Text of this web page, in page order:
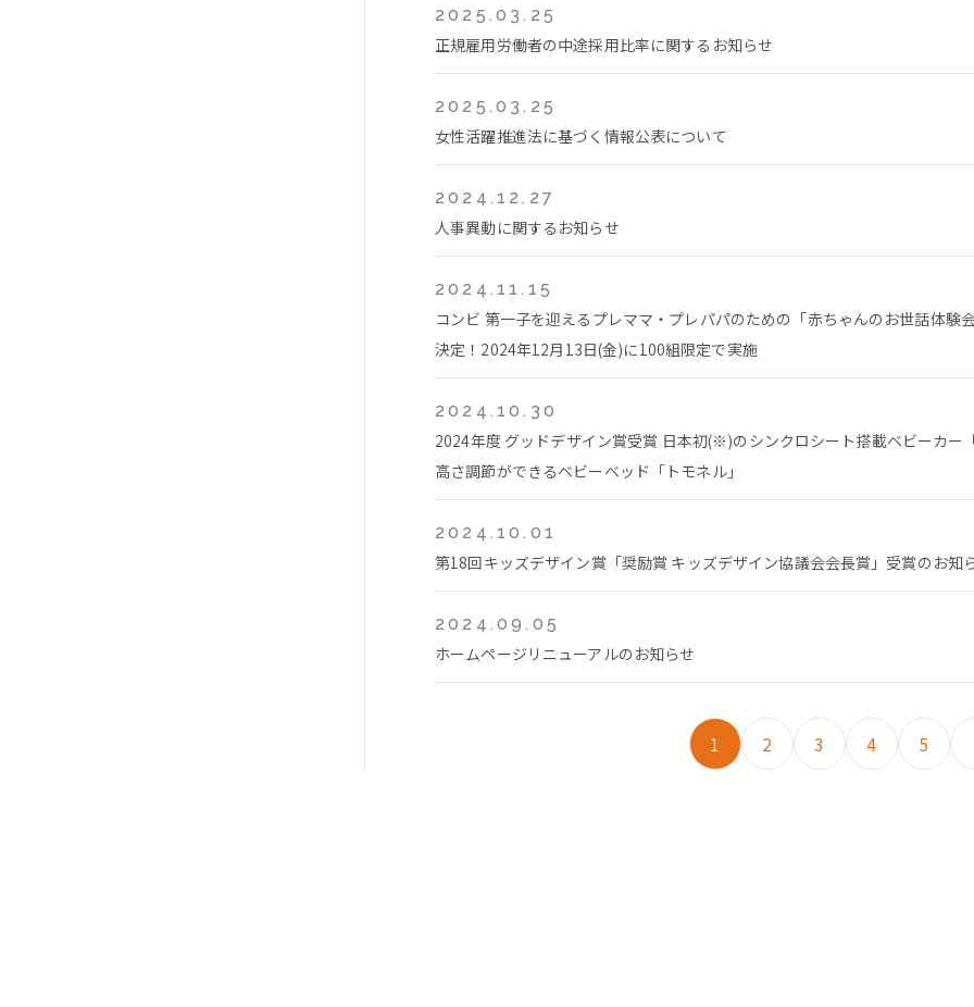
2025.03.25
正規雇用労働者の中途採用比率に関するお知らせ
2025.03.25
女性活躍推進法に基づく情報公表について
2024.12.27
人事異動に関するお知らせ
2024.11.15
コンビ 第一子を迎えるプレママ・プレパパのための「赤ちゃんのお世話体験
決定！2024年12月13日(金)に100組限定で実施
2024.10.30
2024年度 グッドデザイン賞受賞 日本初(※)のシンクロシート搭載ベビーカー
高さ調節ができるベビーベッド「トモネル」
2024.10.01
第18回キッズデザイン賞「奨励賞 キッズデザイン協議会会長賞」受賞のお知
2024.09.05
ホームページリニューアルのお知らせ
1 2 3 4 5